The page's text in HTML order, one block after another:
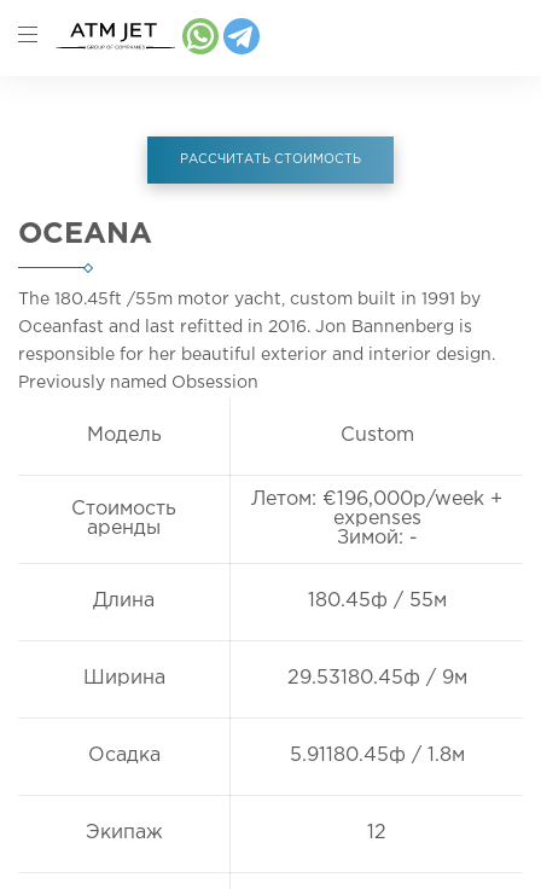
РАССЧИТАТЬ СТОИМОСТЬ
OCEANA
The 180.45ft /55m motor yacht, custom built in 1991 by
Oceanfast and last refitted in 2016. Jon Bannenberg is
responsible for her beautiful exterior and interior design.
Previously named Obsession
Модель Custom
Стоимость
аренды
Летом: €196,000p/week +
expenses
Зимой: -
Длина 180.45ф / 55м
Ширина 29.53180.45ф / 9м
Осадка 5.91180.45ф / 1.8м
Экипаж 12